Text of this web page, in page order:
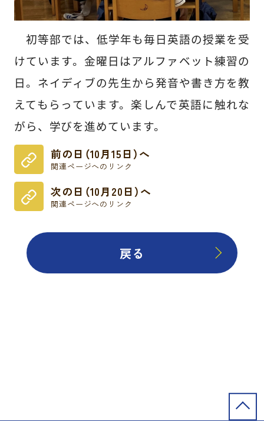
初等部では、低学年も毎日英語の授業を受
けています。金曜日はアルファベット練習の
日。ネイディブの先生から発音や書き方を教
えてもらっています。楽しんで英語に触れな
がら、学びを進めています。
前の日（10月15日）へ
関連ページへのリンク
次の日（10月20日）へ
関連ページへのリンク
戻る